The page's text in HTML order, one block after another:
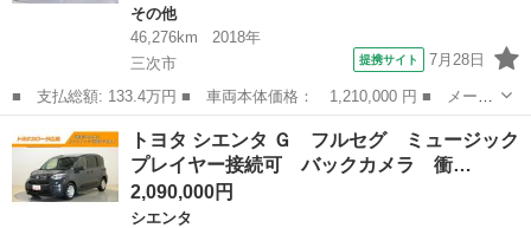
その他
46,276km
2018年
三次市
提携サイト 7月28日
■ 支払総額: 133.4万円 ■ 車両本体価格： 1,210,000 円 ■ メーカ
ー名： トヨタ ■ 車種名： オーリス ■ グレード名： １５０
Ｘ Ｓパッケージ フルセグ メモリーナビ ＤＶＤ再生 ミュージ
ックプレイ...
三次市 その他
トヨタ シエンタ Ｇ フルセグ ミュージック
プレイヤー接続可 バックカメラ 衝…
2,090,000円
シエンタ